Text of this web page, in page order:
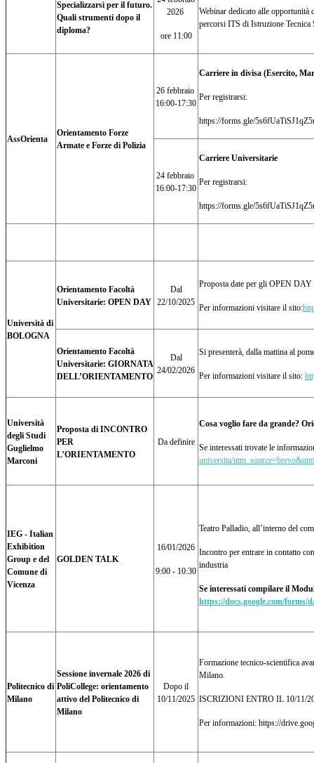
Specializzarsi per il futuro.
Quali strumenti dopo il
diploma?
2026
ore 11:00
Webinar dedicato alle
percorsi ITS di Istruzione Tecnica
AssOrienta
Orientamento Forze
Armate e Forze di Polizia
26 febbraio
16:00-17:30
Carriere in divisa (Esercito,
Per registrarsi:
https://forms.gle/
24 febbraio
16:00-17:30
Carriere Universitarie
Per registrarsi:
https://forms.gle/
Università di
BOLOGNA
Orientamento Facoltà
Universitarie: OPEN DAY
Dal
22/10/2025
Proposta date per gli OPEN
Per informazioni visitare il sito:
Orientamento Facoltà
Universitarie: GIORNATA
DELL’ORIENTAMENTO
Dal
24/02/2026
Si presenterà, dalla mattina al
Per informazioni visitare il sito:
Università
degli Studi
Guglielmo
Marconi
Proposta di INCONTRO
PER
L’ORIENTAMENTO
Da definire
Cosa voglio fare da grande?
Se interessati trovate le
universita/
IEG - Italian
Exhibition
Group e del
Comune di
Vicenza
GOLDEN TALK
16/01/2026
9:00 - 10:30
Teatro Palladio, all’interno del
Incontro per entrare in contatto
industria
Se interessati compilare il
https://docs.google.com/
Politecnico di
Milano
Sessione invernale 2026 di
PoliCollege: orientamento
attivo del Politecnico di
Milano
Dopo il
10/11/2025
Formazione tecnico-scientifica
Milano.
ISCRIZIONI ENTRO IL 10/11/
Per informazioni: https://